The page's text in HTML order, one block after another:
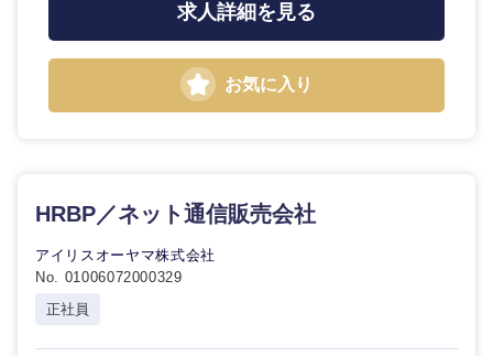
くり）
メディカ
ル
建設・施工管理
コンサル・シンクタンク
広告・宣伝・印刷
エンターテイメント
甲信越・北陸
求人詳細を見る
お気に入り
HRBP／ネット通信販売会社
アイリスオーヤマ株式会社
No. 01006072000329
正社員